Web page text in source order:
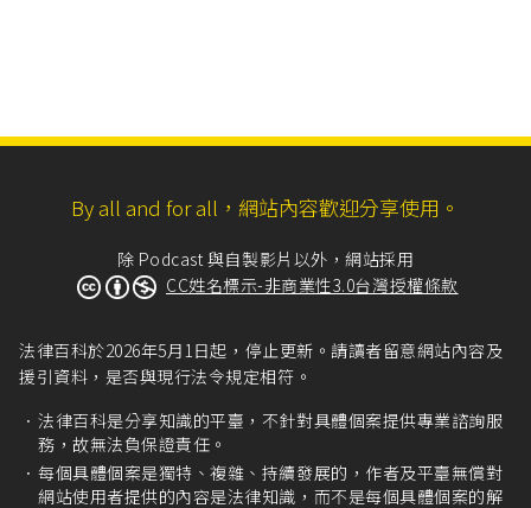
By all and for all，網站內容歡迎分享使用。
除 Podcast 與自製影片以外，網站採用
CC姓名標示-非商業性3.0台灣授權條款
法律百科於2026年5月1日起，停止更新。請讀者留意網站內容及
援引資料，是否與現行法令規定相符。
法律百科是分享知識的平臺，不針對具體個案提供專業諮詢服
務，故無法負保證責任。
每個具體個案是獨特、複雜、持續發展的，作者及平臺無償對
網站使用者提供的內容是法律知識，而不是每個具體個案的解